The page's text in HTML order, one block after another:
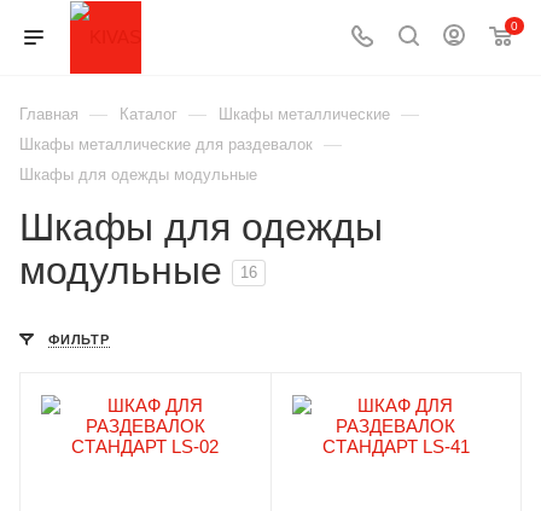
0
Главная — Каталог — Шкафы металлические —
Шкафы металлические для раздевалок —
Шкафы для одежды модульные
Шкафы для одежды
модульные
16
ФИЛЬТР